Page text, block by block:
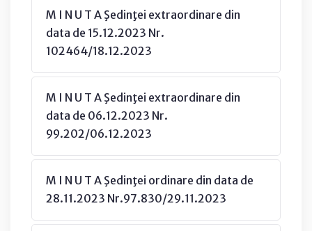
M I N U T A Şedinţei extraordinare din
data de 15.12.2023 Nr.
102464/18.12.2023
M I N U T A Şedinţei extraordinare din
data de 06.12.2023 Nr.
99.202/06.12.2023
M I N U T A Şedinţei ordinare din data de
28.11.2023 Nr.97.830/29.11.2023